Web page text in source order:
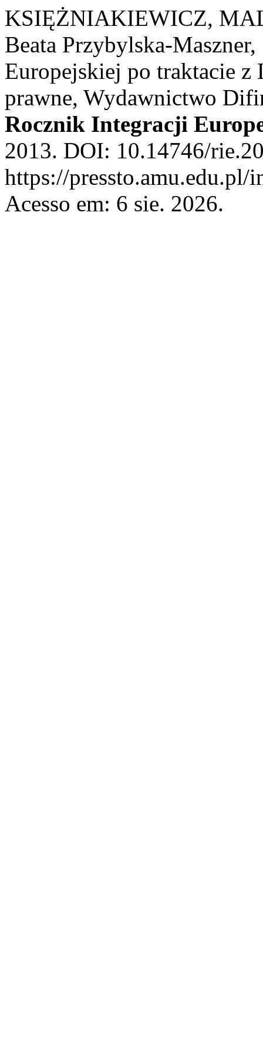
KSIĘŻNIAKIEWICZ,
Beata Przybylska-
Europejskiej po traktacie
prawne, Wydawnictwo
Rocznik Integracji
2013. DOI: 10.14746/
https://
Acesso em: 6 sie. 2026.